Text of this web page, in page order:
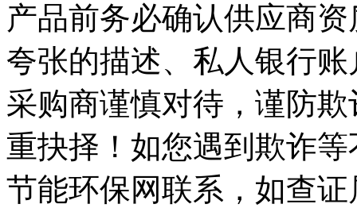
产品前务必确认供应商
夸张的描述、私人银行
采购商谨慎对待，谨防
重抉择！如您遇到欺诈
节能环保网联系，如查